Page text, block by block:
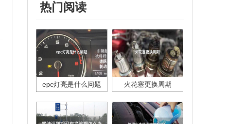
热门阅读
epc灯亮是什么问题 火花塞更换周期